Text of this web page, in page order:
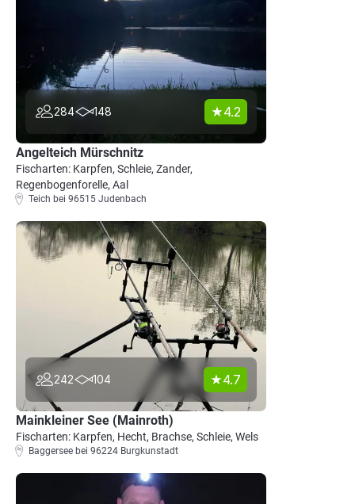
284 148 4.2
Angelteich Mürschnitz
Fischarten: Karpfen, Schleie, Zander,
Regenbogenforelle, Aal
Teich bei 96515 Judenbach
242 104 4.7
Mainkleiner See (Mainroth)
Fischarten: Karpfen, Hecht, Brachse, Schleie, Wels
Baggersee bei 96224 Burgkunstadt